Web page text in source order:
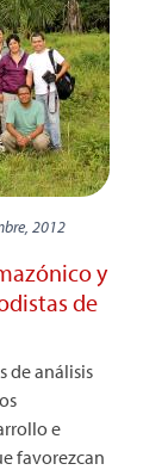
2012
y
de
de análisis
e
favorezcan